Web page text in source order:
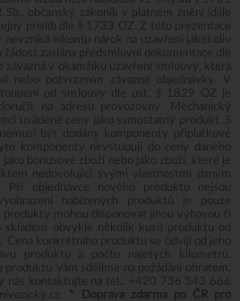
občanský zákoník v platném znění (dále
příslib dle § 1733 OZ. Z této prezentace
nikomu nárok na uzavření jakékoliv
žádost zaslána předsmluvní dokumentace dle
závazná v okamžiku uzavření smlouvy, která
nebo potvrzením závazné objednávky. V
od smlouvy dle ust. § 1829 OZ je
na adresu provozovny. Mechanický
uváděné ceny jako samostatný produkt. S
být dodány komponenty příplatkové
komponenty nevstupují do ceny daného
bonusové zboží nebo jako zboží, které je
nedovolující svými vlastnostmi daným
Při objednávce nového produktu nejsou
nabízených produktů je pouze
mohou disponovat jinou výbavou či
skladem obvykle několik kusů produktu od
Cena konkrétního produktu se odvíjí od jeho
produktu a počtu najetých kilometrů.
produktu Vám sdělíme na požádání obratem.
nás kontaktujte na tel.:
+420 736 543 666
. * Doprava zdarma po ČR pro